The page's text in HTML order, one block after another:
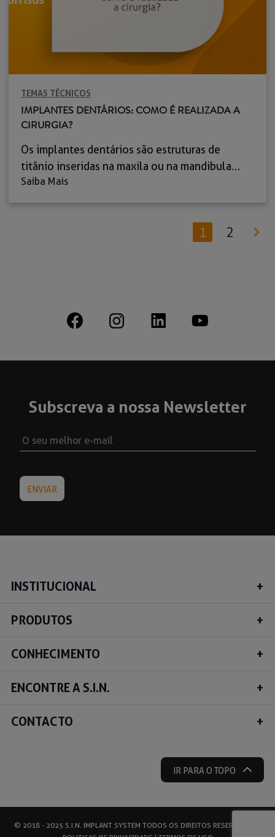
TEMAS TÉCNICOS
IMPLANTES DENTÁRIOS: COMO É REALIZADA A
CIRURGIA?
Os implantes dentários são estruturas de
titânio inseridas na maxila ou na mandibula
para substituir dentes perdidos, que poderão
mais eficazes na reabilitação oral, permitindo
Saiba Mais
1 2
Subscreva a nossa Newsletter
INSTITUCIONAL
PRODUTOS
CONHECIMENTO
ENCONTRE A S.I.N.
CONTACTO
IR PARA O TOPO
© 2018 - 2025 S.I.N. IMPLANT SYSTEM TODOS OS DIREITOS RESERVADOS |